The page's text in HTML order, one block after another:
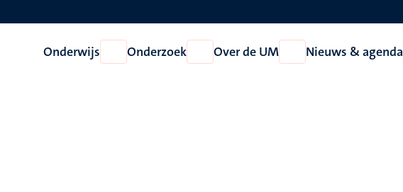
Onderwijs
Open
Onderwijs
Onderzoek
Open
Onderzoek
Over de UM
Open
Over
Nieuws & agenda